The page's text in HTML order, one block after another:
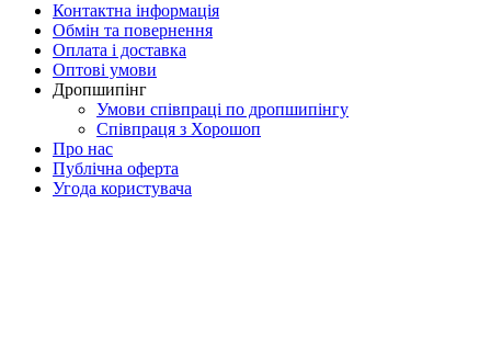
Контактна інформація
Обмін та повернення
Оплата і доставка
Оптові умови
Дропшипінг
Умови співпраці по дропшипінгу
Співпраця з Хорошоп
Про нас
Публічна оферта
Угода користувача